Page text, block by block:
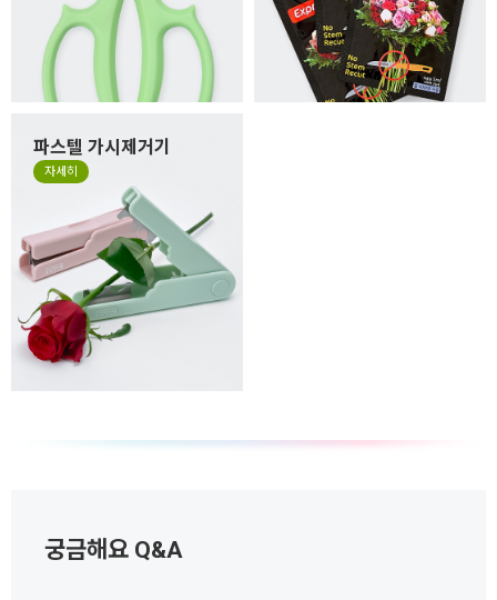
파스텔 가시제거기
자세히
궁금해요 Q&A